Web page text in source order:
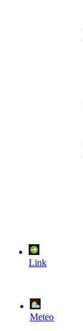
Link
Meteo